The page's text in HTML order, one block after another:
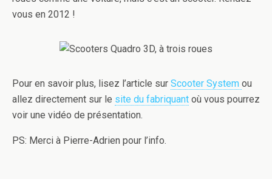
vous en 2012 !
Pour en savoir plus, lisez l’article sur Scooter System ou
allez directement sur le site du fabriquant où vous pourrez
voir une vidéo de présentation.
PS: Merci à Pierre-Adrien pour l’info.